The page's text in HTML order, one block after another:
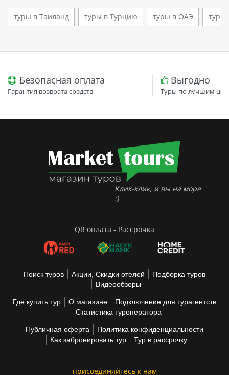
туры в Таиланд туры в Турцию туры в ОАЭ туры
Безопасная оплата
Гарантия возврата средств
Выгодно
Туры по лучшим
Клик-клик, и вы на море
:)
QR оплата - Рассрочка
Поиск туров Акции, Скидки отелей
Подборка туров
Видеообзоры
Где купить тур О магазине
Подключение для турагентств
Статистика туроператора
Публичная оферта
Политика конфиденциальности
Как забронировать тур
Тур в рассрочку
присоединяйтесь к нам